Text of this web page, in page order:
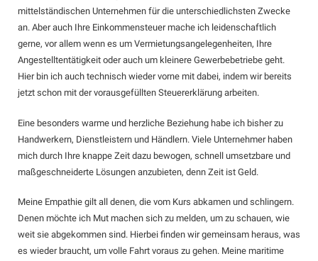
mittelständischen Unternehmen für die unterschiedlichsten Zwecke
an. Aber auch Ihre Einkommensteuer mache ich leidenschaftlich
gerne, vor allem wenn es um Vermietungsangelegenheiten, Ihre
Angestelltentätigkeit oder auch um kleinere Gewerbebetriebe geht.
Hier bin ich auch technisch wieder vorne mit dabei, indem wir bereits
jetzt schon mit der vorausgefüllten Steuererklärung arbeiten.
Eine besonders warme und herzliche Beziehung habe ich bisher zu
Handwerkern, Dienstleistern und Händlern. Viele Unternehmer haben
mich durch Ihre knappe Zeit dazu bewogen, schnell umsetzbare und
maßgeschneiderte Lösungen anzubieten, denn Zeit ist Geld.
Meine Empathie gilt all denen, die vom Kurs abkamen und schlingern.
Denen möchte ich Mut machen sich zu melden, um zu schauen, wie
weit sie abgekommen sind. Hierbei finden wir gemeinsam heraus, was
es wieder braucht, um volle Fahrt voraus zu gehen. Meine maritime